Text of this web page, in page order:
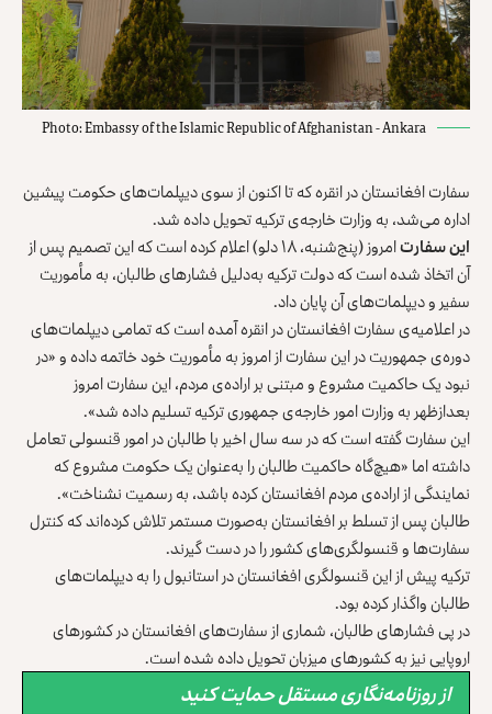
Photo: Embassy of the Islamic Republic of Afghanistan - Ankara
سفارت افغانستان در انقره که تا اکنون از سوی دیپلمات‌های حکومت پیشین
اداره می‌شد، به وزارت خارجه‌ی ترکیه تحویل داده شد.
این سفارت
امروز (پنج‌شنبه، ۱۸ دلو) اعلام کرده است که این تصمیم پس از
آن اتخاذ شده است که دولت ترکیه به‌دلیل فشارهای طالبان، به مأموریت
سفیر و دیپلمات‌های آن پایان داد.
در اعلامیه‌ی سفارت افغانستان در انقره آمده است که تمامی دیپلمات‌های
دوره‌ی جمهوریت در این سفارت از امروز به مأموریت خود خاتمه داده و «در
نبود یک حاکمیت مشروع و مبتنی بر اراده‌ی مردم، این سفارت امروز
بعدازظهر به وزارت امور خارجه‌ی جمهوری ترکیه تسلیم داده شد».
این سفارت گفته است که در سه سال اخیر با طالبان در امور قنسولی تعامل
داشته‌ اما «هیچ‌گاه حاکمیت طالبان را به‌عنوان یک حکومت مشروع که
نمایندگی از اراده‌ی مردم افغانستان کرده باشد، به رسمیت نشناخت».
طالبان پس از تسلط بر افغانستان به‌صورت مستمر تلاش کرده‌اند که کنترل
سفارت‌ها و قنسولگری‌های کشور را در دست گیرند.
ترکیه پیش از این قنسولگری افغانستان در استانبول را به دیپلمات‌های
طالبان واگذار کرده بود.
در پی فشارهای طالبان، شماری از سفارت‌های افغانستان در کشورهای
اروپایی نیز به کشورهای میزبان تحویل داده شده است.
از روزنامه‌نگاری مستقل حمایت کنید